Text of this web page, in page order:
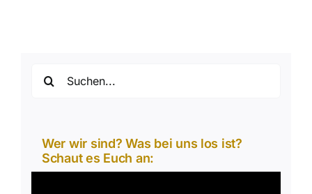
nach:
Wer wir sind? Was bei uns los ist?
Schaut es Euch an: